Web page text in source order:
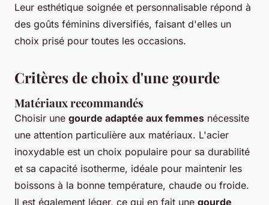
Leur esthétique soignée et personnalisable répond à
des goûts féminins diversifiés, faisant d'elles un
choix prisé pour toutes les occasions.
Critères de choix d'une gourde
Matériaux recommandés
Choisir une gourde adaptée aux femmes nécessite
une attention particulière aux matériaux. L'acier
inoxydable est un choix populaire pour sa durabilité
et sa capacité isotherme, idéale pour maintenir les
boissons à la bonne température, chaude ou froide.
Il est également léger, ce qui en fait une gourde